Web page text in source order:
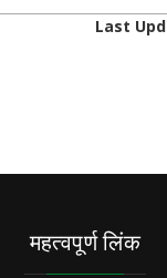
Last
महत्वपूर्ण लिंक